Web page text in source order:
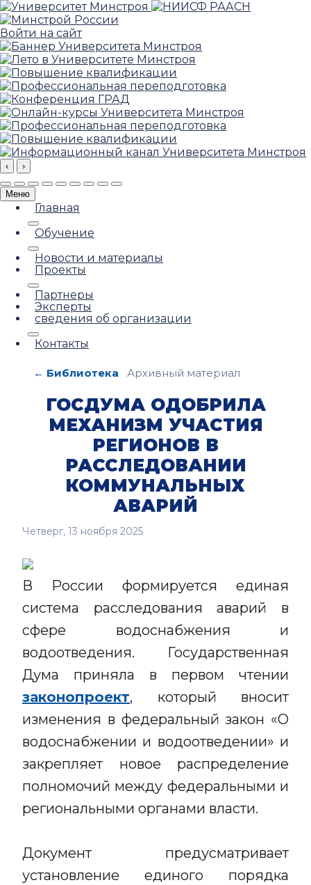
Войти на сайт
‹ ›
Меню
Главная
Обучение
Новости и материалы
Проекты
Партнеры
Эксперты
сведения об организации
Контакты
← Библиотека Архивный материал
ГОСДУМА ОДОБРИЛА
МЕХАНИЗМ УЧАСТИЯ
РЕГИОНОВ В
РАССЛЕДОВАНИИ
КОММУНАЛЬНЫХ
АВАРИЙ
Четверг, 13 ноября 2025
В России формируется единая
система расследования аварий в
сфере водоснабжения и
водоотведения. Государственная
Дума приняла в первом чтении
законопроект, который вносит
изменения в федеральный закон «О
водоснабжении и водоотведении» и
закрепляет новое распределение
полномочий между федеральными и
региональными органами власти.
Документ предусматривает
установление единого порядка